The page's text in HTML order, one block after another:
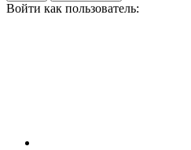
Войти как пользователь: